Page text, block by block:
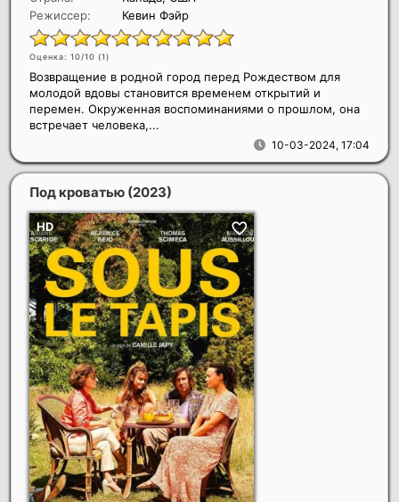
Режиссер:
Кевин Фэйр
Оценка: 10/10 (1)
10-03-2024, 17:04
Возвращение в родной город перед Рождеством для
молодой вдовы становится временем открытий и
перемен. Окруженная воспоминаниями о прошлом, она
встречает человека,...
Под кроватью (2023)